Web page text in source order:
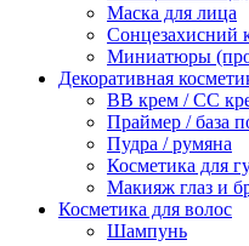
Маска для лица
Сонцезахисний
Миниатюры
Декоративная
ВВ крем / СС
Праймер / база
Пудра / румяна
Косметика для
Макияж глаз и
Косметика для волос
Шампунь